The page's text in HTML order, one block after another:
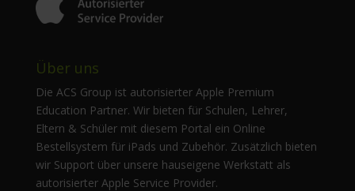
Über uns
Die ACS Group ist autorisierter Apple Premium
Education Partner. Wir bieten für Schulen, Lehrer,
Eltern & Schüler mit diesem Portal ein Online
Bestellsystem für iPads und Zubehör. Zusätzlich bieten
wir Support über unsere hauseigene Werkstatt als
autorisierter Apple Service Provider.